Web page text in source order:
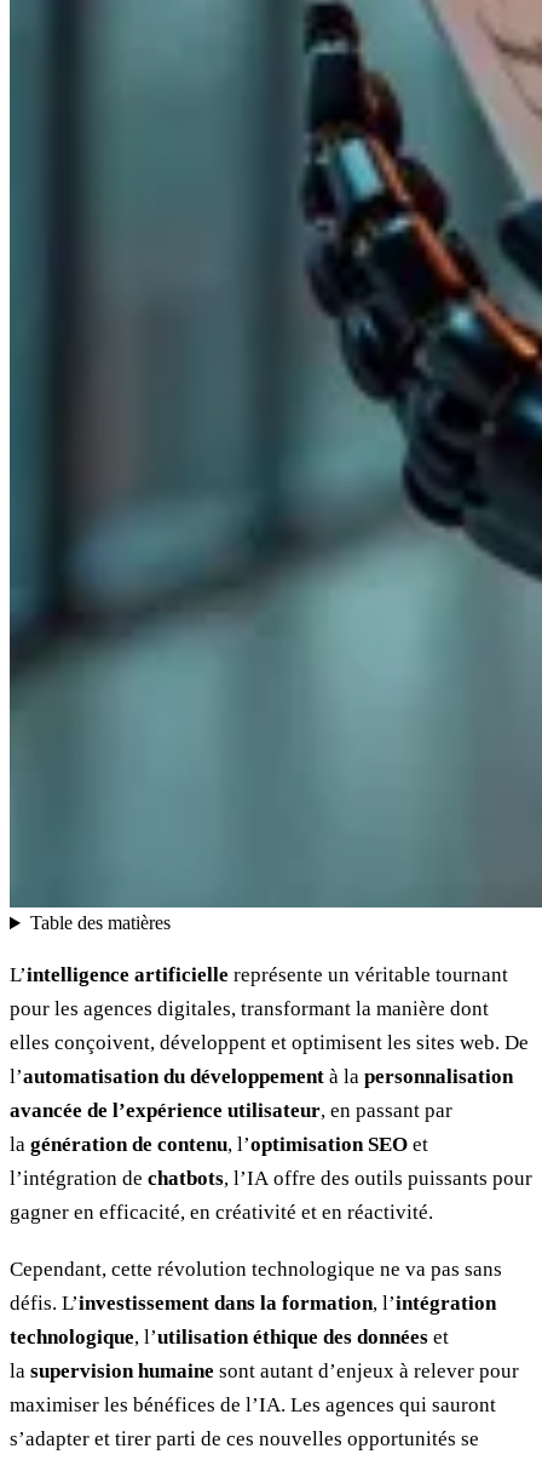
Table des matières
L’intelligence artificielle représente un véritable tournant
pour les agences digitales, transformant la manière dont
elles conçoivent, développent et optimisent les sites web. De
l’automatisation du développement à la personnalisation
avancée de l’expérience utilisateur, en passant par
la génération de contenu, l’optimisation SEO et
l’intégration de chatbots, l’IA offre des outils puissants pour
gagner en efficacité, en créativité et en réactivité.
Cependant, cette révolution technologique ne va pas sans
défis. L’investissement dans la formation, l’intégration
technologique, l’utilisation éthique des données et
la supervision humaine sont autant d’enjeux à relever pour
maximiser les bénéfices de l’IA. Les agences qui sauront
s’adapter et tirer parti de ces nouvelles opportunités se